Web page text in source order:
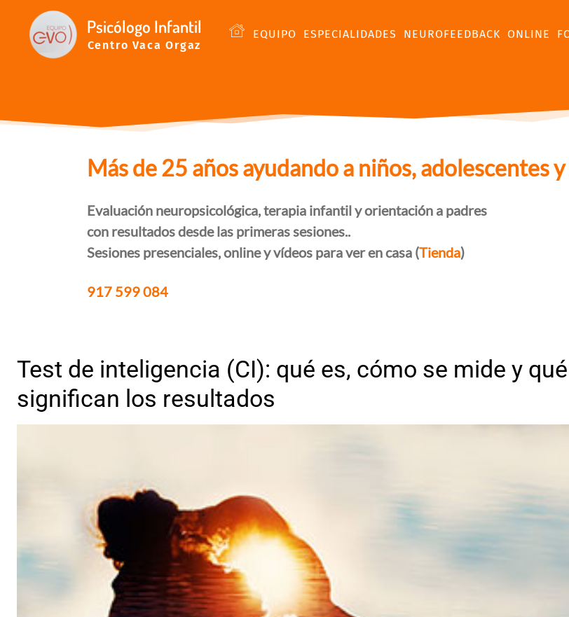
Psicólogo Infantil
Centro Vaca Orgaz
EQUIPO ESPECIALIDADES NEUROFEEDBACK ONLINE
Más de 25 años ayudando a niños, adolescentes
Evaluación neuropsicológica, terapia infantil y orientación a padres
con resultados desde las primeras sesiones..
Sesiones presenciales, online y vídeos para ver en casa (Tienda)
917 599 084
Test de inteligencia (CI): qué es, cómo se mide y qué
significan los resultados